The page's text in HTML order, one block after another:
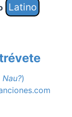
Latino
)